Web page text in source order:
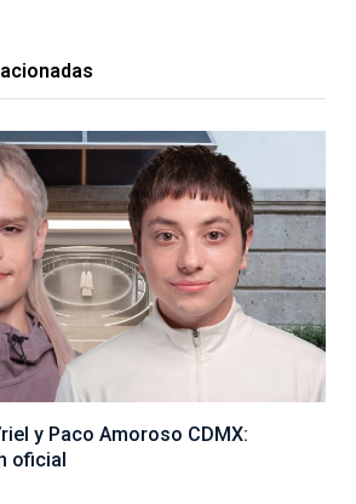
y Paco Amoroso CDMX:
oficial